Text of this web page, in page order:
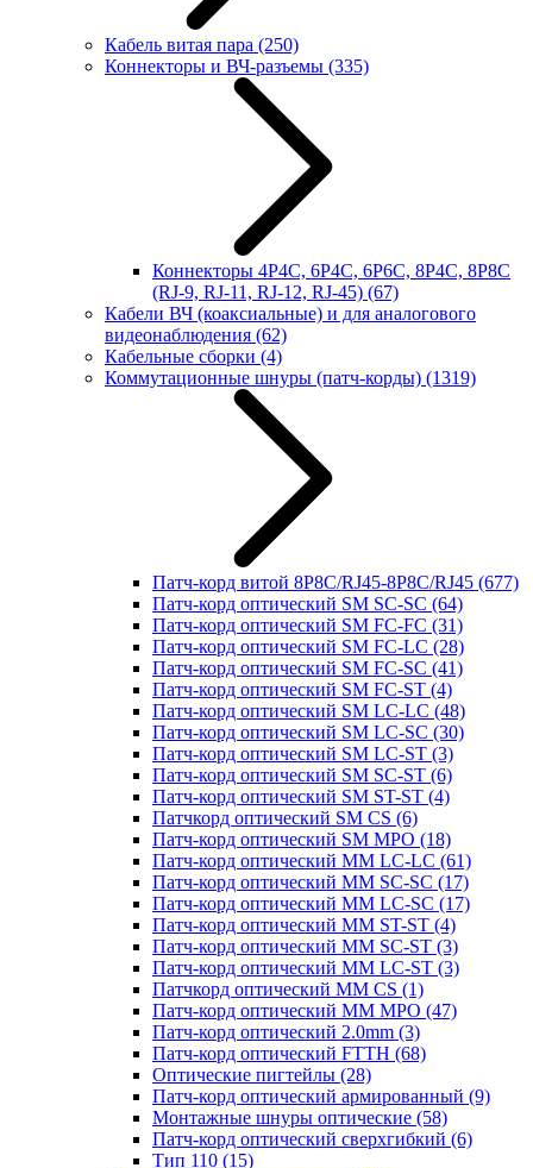
Кабель витая пара (250)
Коннекторы и ВЧ-разъемы (335)
Коннекторы 4P4C, 6P4C, 6P6C, 8P4C, 8P8C
(RJ-9, RJ-11, RJ-12, RJ-45) (67)
Кабели ВЧ (коаксиальные) и для аналогового
видеонаблюдения (62)
Кабельные сборки (4)
Коммутационные шнуры (патч-корды) (1319)
Патч-корд витой 8P8C/RJ45-8P8C/RJ45 (677)
Патч-корд оптический SM SC-SC (64)
Патч-корд оптический SM FC-FC (31)
Патч-корд оптический SM FC-LC (28)
Патч-корд оптический SM FC-SC (41)
Патч-корд оптический SM FC-ST (4)
Патч-корд оптический SM LC-LC (48)
Патч-корд оптический SM LC-SC (30)
Патч-корд оптический SM LC-ST (3)
Патч-корд оптический SM SC-ST (6)
Патч-корд оптический SM ST-ST (4)
Патчкорд оптический SM CS (6)
Патч-корд оптический SM MPO (18)
Патч-корд оптический MM LC-LC (61)
Патч-корд оптический MM SC-SC (17)
Патч-корд оптический MM LC-SC (17)
Патч-корд оптический MM ST-ST (4)
Патч-корд оптический MM SC-ST (3)
Патч-корд оптический MM LC-ST (3)
Патчкорд оптический MM CS (1)
Патч-корд оптический MM MPO (47)
Патч-корд оптический 2.0mm (3)
Патч-корд оптический FTTH (68)
Оптические пигтейлы (28)
Патч-корд оптический армированный (9)
Монтажные шнуры оптические (58)
Патч-корд оптический сверхгибкий (6)
Тип 110 (15)